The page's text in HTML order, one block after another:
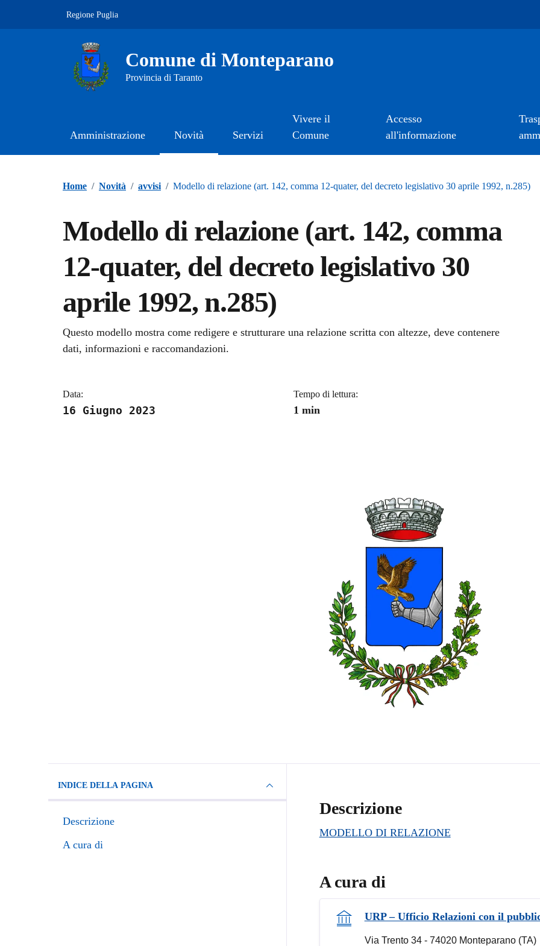
Regione Puglia
Comune di Monteparano
Provincia di Taranto
Amministrazione Novità Servizi
Vivere il
Comune
Accesso
all'informazione
Home / Novità / avvisi / Modello di relazione (art. 142, comma 12-quater, del decreto legislativo 30 aprile 1992, n.285)
Modello di relazione (art. 142, comma
12-quater, del decreto legislativo 30
aprile 1992, n.285)
Dettagli della notizia
Questo modello mostra come redigere e strutturare una relazione scritta con altezze, deve contenere
dati, informazioni e raccomandazioni.
Data:
16 Giugno 2023
Tempo di lettura:
1 min
INDICE DELLA PAGINA
Descrizione
A cura di
Descrizione
MODELLO DI RELAZIONE
A cura di
URP – Ufficio Relazioni con il
Via Trento 34 - 74020 Monteparano (TA)